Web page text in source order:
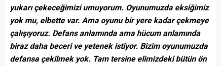
yukarı çekeceğimizi umuyorum. Oyunumuzda eksiğimiz
yok mu, elbette var. Ama oyunu bir yere kadar çekmeye
çalışıyoruz. Defans anlamında ama hücum anlamında
biraz daha beceri ve yetenek istiyor. Bizim oyunumuzda
defansa çekilmek yok. Tam tersine elimizdeki bütün ön